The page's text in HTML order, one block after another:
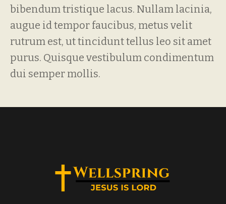
bibendum tristique lacus. Nullam lacinia,
augue id tempor faucibus, metus velit
rutrum est, ut tincidunt tellus leo sit amet
purus. Quisque vestibulum condimentum
dui semper mollis.